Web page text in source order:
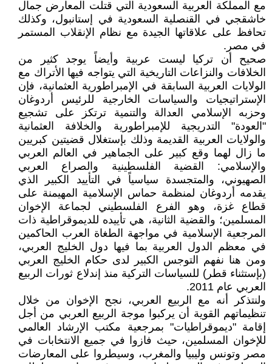
مع المملكة العربية السعودية التي قتلت المعارض جمال
خاشقجي في القنصلية السعودية في إستانبول، وكذلك
تحافظ على علاقاتها الجيدة مع نظام الإنقلاب المستمر
في مصر.
صحيح أن تركيا ليست عربية وأيضاً يوجد كثير من
الخلافات والنزاعات التاريخية التي يتواجه فيها الأتراك مع
الولايات العربية السابقة في الإمبراطورية العثمانية، فإن
الإستراتيجيات والسياسات الخارجية للرئيس أردوغان
وحزبه الإسلامي العدالة والتنمية ترتكز على تشجيع
"العودة" التدريجية للإمبراطورية والخلافة العثمانية
والولايات العربية القديمة وذلك بإستغلال قضيتين كبريين
ما زال لهما وقع كبير على الجماهير في العالم العربي
والإسلامي: القضية الفلسطينية والصراع العربي
الصهيوني، والمتجسدة سياسياً في التأييد الكبير الذي
يقدمه أردوغان لمنظمة حماس الإسلامية المهيمنة على
قطاع غزة، وهو الفرع الفلسطيني لجماعة الإخوان
المسلمين؛ والقضية الثانية، هي تأييده للديموقراطية ذات
المرجعية الإسلامية في مواجهة الطغاة العرب الحاكمين
في معظم الدول العربية بما فيها دول الخليج العربي،
ومن هنا نفهم التوجس الكبير لدى حكام الخليج العربي
(بإستثناء قطر) للسياسات التركية منذ إندلاع ثورات الربيع
العربي عام 2011.
ولنتذكر أنه مع الربيع العربي، نجح الإخوان من خلال
تنظيماتهم القوية أن يركبوا موجة الربيع العربي من أجل
إقامة "ديموقراطيات" بمرجعية مكتب الإرشاد العالمي
للإخوان المسلمين، حيث فازوا في جميع الانتخابات في
مصر وتونس وليبيا والمغرب، وسيطروا على المعارضات